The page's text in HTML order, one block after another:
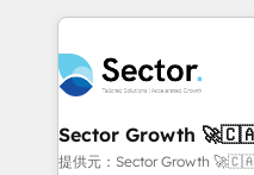
technology and people
strive for optimal
experiences.
integrations, custom
businesses. Our teams are based in North America
and APAC. We are HubSpot's top-ranked Advanced
Implementation
to their advisory council. We strive to do 'good
Sector Growth
提供元：Sector Growth